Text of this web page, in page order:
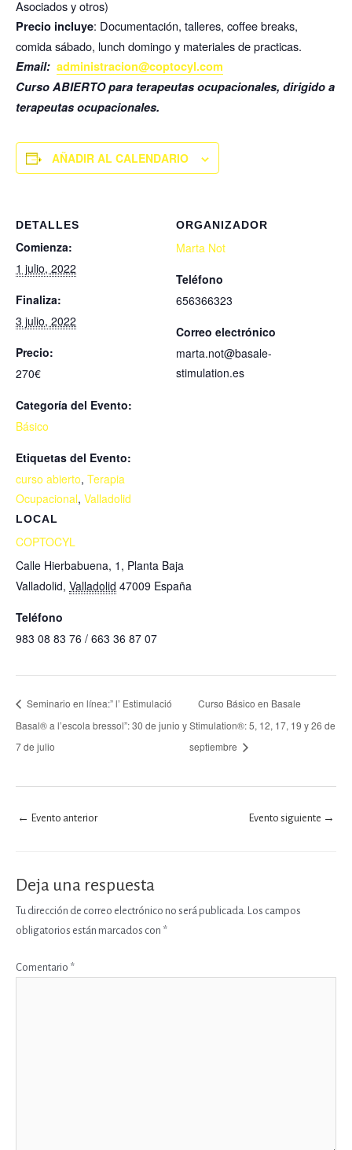
Asociados y otros)
Precio incluye: Documentación, talleres, coffee breaks,
comida sábado, lunch domingo y materiales de practicas.
Email: administracion@coptocyl.com
Curso ABIERTO para terapeutas ocupacionales, dirigido a
terapeutas ocupacionales.
AÑADIR AL CALENDARIO
DETALLES
Comienza:
1 julio, 2022
Finaliza:
3 julio, 2022
Precio:
270€
Categoría del Evento:
Básico
Etiquetas del Evento:
curso abierto, Terapia
Ocupacional, Valladolid
LOCAL
COPTOCYL
Calle Hierbabuena, 1, Planta Baja
Valladolid, Valladolid 47009 España
Teléfono
983 08 83 76 / 663 36 87 07
ORGANIZADOR
Marta Not
Teléfono
656366323
Correo electrónico
marta.not@basale-
stimulation.es
Seminario en línea:” l’ Estimulació
Basal® a l’escola bressol”: 30 de junio y
7 de julio
Curso Básico en Basale
Stimulation®: 5, 12, 17, 19 y 26 de
septiembre
← Evento anterior Evento siguiente →
Deja una respuesta
Tu dirección de correo electrónico no será publicada. Los campos
obligatorios están marcados con *
Comentario *